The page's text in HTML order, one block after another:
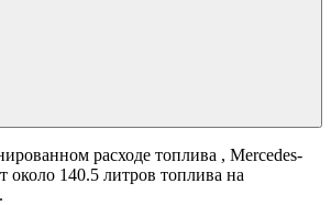
расходе топлива , Mercedes-
около 140.5 литров топлива на